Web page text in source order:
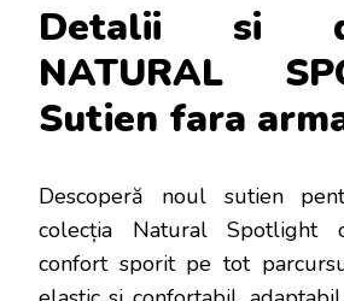
Detalii si
NATURAL
Sutien fara
Descoperă noul sutien
colecția Natural Spotlight
confort sporit pe tot